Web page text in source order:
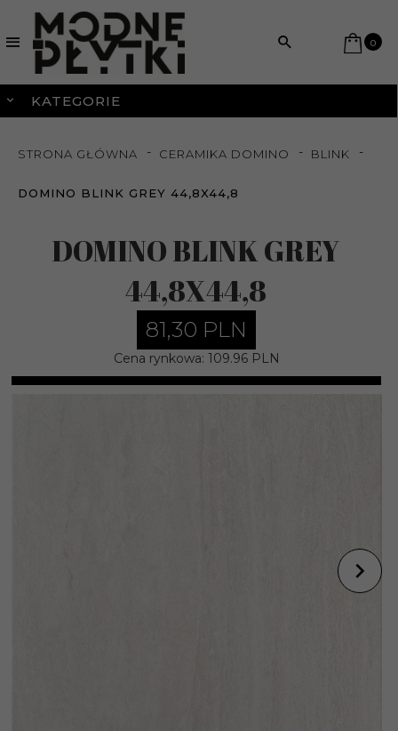
0
KATEGORIE
STRONA GŁÓWNA CERAMIKA DOMINO BLINK
DOMINO BLINK GREY 44,8X44,8
DOMINO BLINK GREY
44,8X44,8
81,30 PLN
Cena rynkowa: 109.96 PLN